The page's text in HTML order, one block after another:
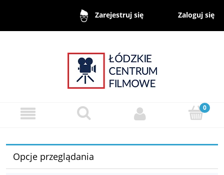
Zarejestruj się Zaloguj się
Opcje przeglądania